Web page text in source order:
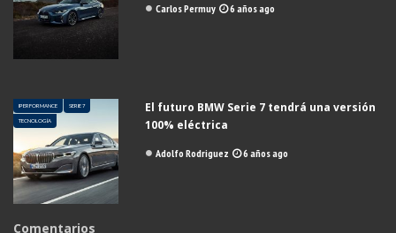
Carlos Permuy 6 años ago
IPERFORMANCE SERIE 7
TECNOLOGÍA
El futuro BMW Serie 7 tendrá una versión
100% eléctrica
Adolfo Rodriguez 6 años ago
Comentarios